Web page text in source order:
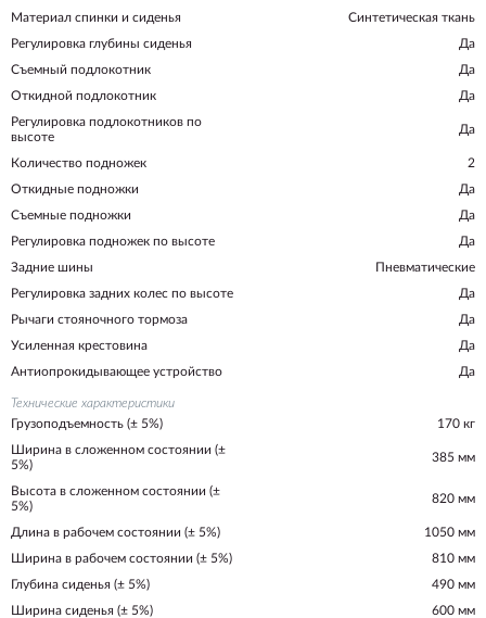
Материал спинки и сиденья
Синтетическая ткань
Регулировка глубины сиденья
Да
Съемный подлокотник
Да
Откидной подлокотник
Да
Регулировка подлокотников по
высоте
Да
Количество подножек
2
Откидные подножки
Да
Съемные подножки
Да
Регулировка подножек по высоте
Да
Задние шины
Пневматические
Регулировка задних колес по высоте
Да
Рычаги стояночного тормоза
Да
Усиленная крестовина
Да
Антиопрокидывающее устройство
Да
Технические характеристики
Грузоподъемность (± 5%)
170 кг
Ширина в сложенном состоянии (±
5%)
385 мм
Высота в сложенном состоянии (±
5%)
820 мм
Длина в рабочем состоянии (± 5%)
1050 мм
Ширина в рабочем состоянии (± 5%)
810 мм
Глубина сиденья (± 5%)
490 мм
Ширина сиденья (± 5%)
600 мм